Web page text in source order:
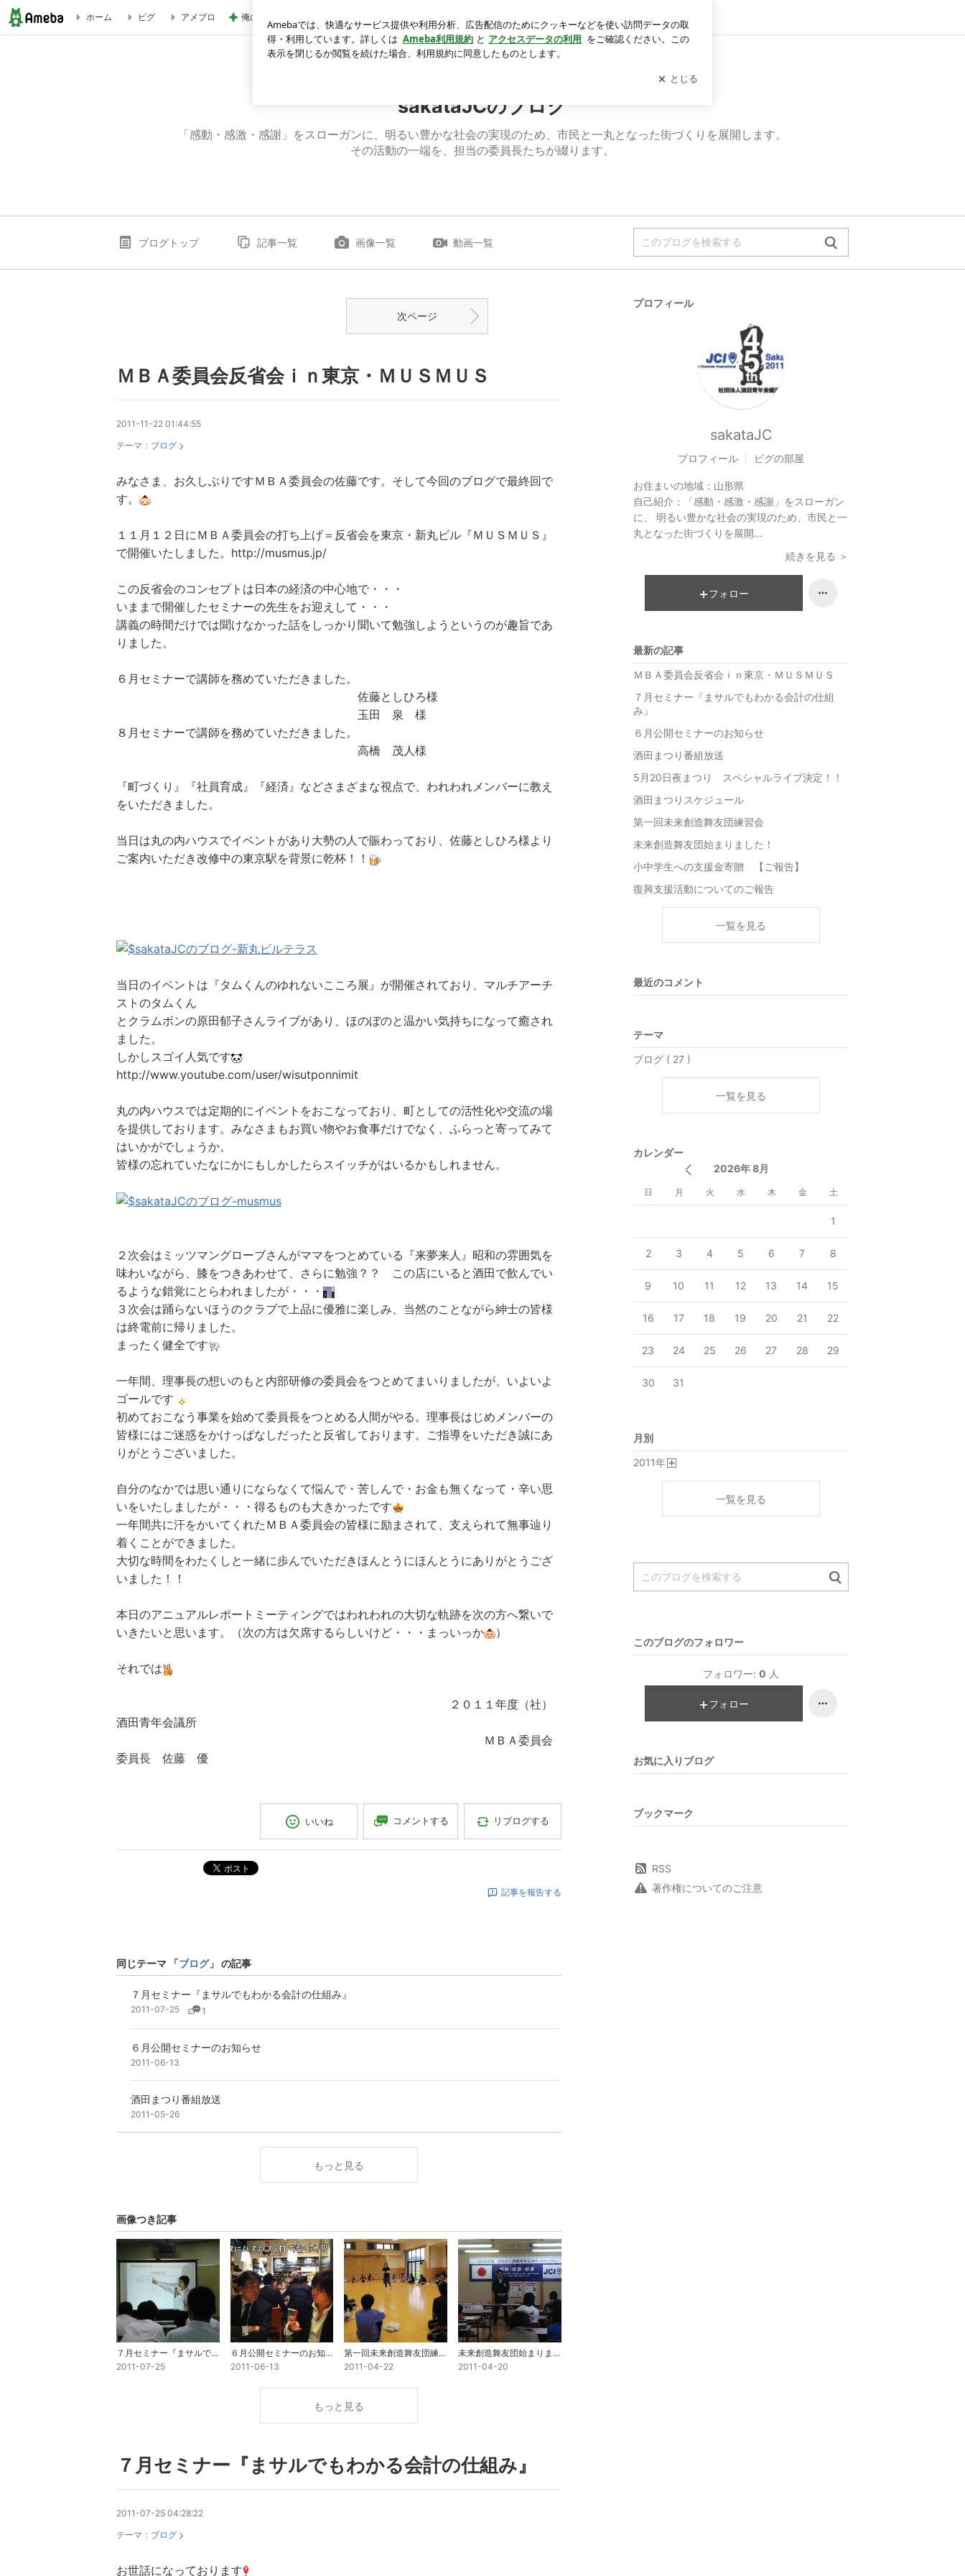
ホーム ピグ アメブロ 俺のせいで彼女が辛かったとの話 ログイン
sakataJCのブログ
「感動・感激・感謝」をスローガンに、明るい豊かな社会の実現のため、市民と一丸となった街づくりを展開します。
その活動の一端を、担当の委員長たちが綴ります。
ブログトップ 記事一覧 画像一覧 動画一覧
次ページ
ＭＢＡ委員会反省会ｉｎ東京・ＭＵＳＭＵＳ
2011-11-22 01:44:55
テーマ： ブログ
みなさま、お久しぶりですＭＢＡ委員会の佐藤です。そして今回のブログで最終回で
す。
１１月１２日にＭＢＡ委員会の打ち上げ＝反省会を東京・新丸ビル『ＭＵＳＭＵＳ』
で開催いたしました。http://musmus.jp/
この反省会のコンセプトは日本の経済の中心地で・・・
いままで開催したセミナーの先生をお迎えして・・・
講義の時間だけでは聞けなかった話をしっかり聞いて勉強しようというのが趣旨であ
りました。
６月セミナーで講師を務めていただきました。
佐藤としひろ様
玉田 泉 様
８月セミナーで講師を務めていただきました。
高橋 茂人様
『町づくり』『社員育成』『経済』などさまざまな視点で、われわれメンバーに教え
をいただきました。
当日は丸の内ハウスでイベントがあり大勢の人で賑わっており、佐藤としひろ様より
ご案内いただき改修中の東京駅を背景に乾杯！！
当日のイベントは『タムくんのゆれないこころ展』が開催されており、マルチアーチ
ストのタムくん
とクラムボンの原田郁子さんライブがあり、ほのぼのと温かい気持ちになって癒され
ました。
しかしスゴイ人気です
http://www.youtube.com/user/wisutponnimit
丸の内ハウスでは定期的にイベントをおこなっており、町としての活性化や交流の場
を提供しております。みなさまもお買い物やお食事だけでなく、ふらっと寄ってみて
はいかがでしょうか。
皆様の忘れていたなにかにもしかしたらスイッチがはいるかもしれません。
２次会はミッツマングローブさんがママをつとめている『来夢来人』昭和の雰囲気を
味わいながら、膝をつきあわせて、さらに勉強？？ この店にいると酒田で飲んでい
るような錯覚にとらわれましたが・・・
３次会は踊らないほうのクラブで上品に優雅に楽しみ、当然のことながら紳士の皆様
は終電前に帰りました。
まったく健全です
一年間、理事長の想いのもと内部研修の委員会をつとめてまいりましたが、いよいよ
ゴールです
初めておこなう事業を始めて委員長をつとめる人間がやる。理事長はじめメンバーの
皆様にはご迷惑をかけっぱなしだったと反省しております。ご指導をいただき誠にあ
りがとうございました。
自分のなかでは思い通りにならなくて悩んで・苦しんで・お金も無くなって・辛い思
いをいたしましたが・・・得るものも大きかったです
一年間共に汗をかいてくれたＭＢＡ委員会の皆様に励まされて、支えられて無事辿り
着くことができました。
大切な時間をわたくしと一緒に歩んでいただきほんとうにほんとうにありがとうござ
いました！！
本日のアニュアルレポートミーティングではわれわれの大切な軌跡を次の方へ繋いで
いきたいと思います。（次の方は欠席するらしいけど・・・まっいっか
）
それでは
２０１１年度（社）
酒田青年会議所
ＭＢＡ委員会
委員長 佐藤 優
いいね コメントする リブログする
ポスト
記事を報告する
同じテーマ 「ブログ」 の記事
７月セミナー『まサルでもわかる会計の仕組み』
2011-07-25 1
６月公開セミナーのお知らせ
2011-06-13
酒田まつり番組放送
2011-05-26
もっと見る
画像つき記事
７月セミナー『まサルでもわかる会計の仕組み』
2011-07-25
６月公開セミナーのお知らせ
2011-06-13
第一回未来創造舞友団練習会
2011-04-22
未来創造舞友団始まりました！
2011-04-20
もっと見る
７月セミナー『まサルでもわかる会計の仕組み』
2011-07-25 04:28:22
テーマ： ブログ
お世話になっております
プロフィール
sakataJC
プロフィール ピグの部屋
お住まいの地域： 山形県
自己紹介：
「感動・感激・感謝」をスローガン
に、 明るい豊かな社会の実現のため、市民と一
丸となった街づくりを展開...
続きを見る ＞
フォロー
最新の記事
ＭＢＡ委員会反省会ｉｎ東京・ＭＵＳＭＵＳ
７月セミナー『まサルでもわかる会計の仕組
み』
６月公開セミナーのお知らせ
酒田まつり番組放送
5月20日夜まつり スペシャルライブ決定！！
酒田まつりスケジュール
第一回未来創造舞友団練習会
未来創造舞友団始まりました！
小中学生への支援金寄贈 【ご報告】
復興支援活動についてのご報告
一覧を見る
最近のコメント
テーマ
ブログ ( 27 )
一覧を見る
カレンダー
2026年 8月
日 月 火 水 木 金 土
1
2 3 4 5 6 7 8
9 10 11 12 13 14 15
16 17 18 19 20 21 22
23 24 25 26 27 28 29
30 31
月別
2011年
一覧を見る
このブログのフォロワー
フォロワー: 0 人
フォロー
お気に入りブログ
ブックマーク
RSS
著作権についてのご注意